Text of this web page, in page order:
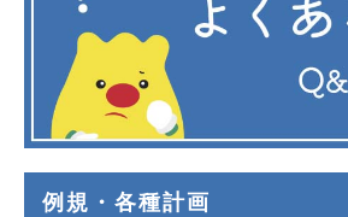
例規・各種計画